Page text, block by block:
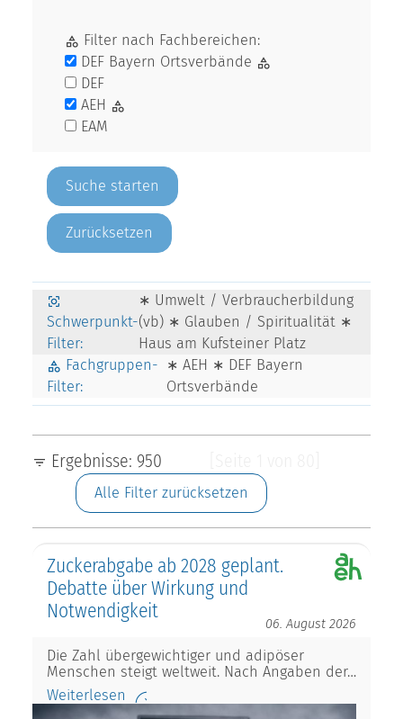
Filter nach Fachbereichen:
DEF Bayern Ortsverbände
DEF
AEH
EAM
Zurücksetzen
Schwerpunkt-
Filter:
∗ Umwelt / Verbraucherbildung
(vb) ∗ Glauben / Spiritualität ∗
Haus am Kufsteiner Platz
Fachgruppen-
Filter:
∗ AEH ∗ DEF Bayern
Ortsverbände
Ergebnisse: 950
Alle Filter zurücksetzen
Zuckerabgabe ab 2028 geplant.
Debatte über Wirkung und
Notwendigkeit
06. August 2026
Die Zahl übergewichtiger und adipöser
Menschen steigt weltweit. Nach Angaben der…
Weiterlesen